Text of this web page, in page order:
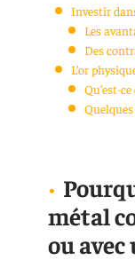
Investir
Les
Des
L’or
Qu’est-
métal
ou avec